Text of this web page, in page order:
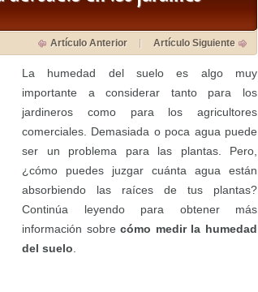
Artículo Anterior Artículo Siguiente
La humedad del suelo es algo muy
importante a considerar tanto para los
jardineros como para los agricultores
comerciales. Demasiada o poca agua puede
ser un problema para las plantas. Pero,
¿cómo puedes juzgar cuánta agua están
absorbiendo las raíces de tus plantas?
Continúa leyendo para obtener más
información sobrecómo medir la humedad
del suelo